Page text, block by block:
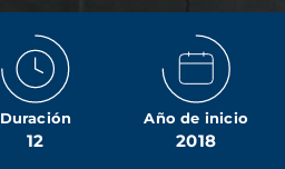
Duración
12
Año de inicio
2018